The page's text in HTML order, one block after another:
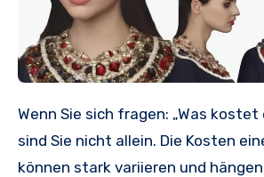
Wenn Sie sich fragen: „Was kostet eine Krone?“,
sind Sie nicht allein. Die Kosten
können stark variieren und